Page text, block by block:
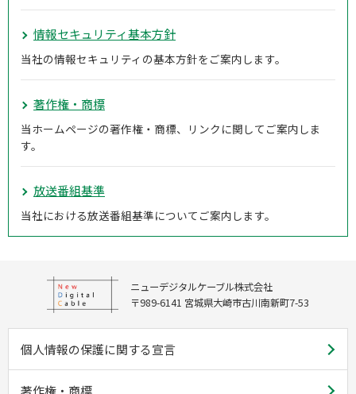
情報セキュリティ基本方針
当社の情報セキュリティの基本方針をご案内します。
著作権・商標
当ホームページの著作権・商標、リンクに関してご案内しま
す。
放送番組基準
当社における放送番組基準についてご案内します。
ニューデジタルケーブル株式会社
〒989-6141 宮城県大崎市古川南新町7-53
個人情報の保護に関する宣言